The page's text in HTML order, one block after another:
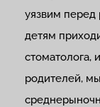
уязвим
детям
стоматолога,
родителей,